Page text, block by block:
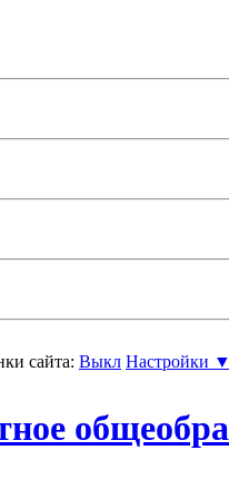
сайта: Выкл Настройки ▼